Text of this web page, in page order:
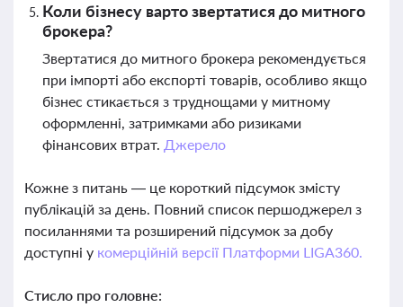
Коли бізнесу варто звертатися до митного
брокера?
Звертатися до митного брокера рекомендується
при імпорті або експорті товарів, особливо якщо
бізнес стикається з труднощами у митному
оформленні, затримками або ризиками
фінансових втрат. Джерело
Кожне з питань — це короткий підсумок змісту
публікацій за день. Повний список першоджерел з
посиланнями та розширений підсумок за добу
доступні у комерційній версії Платформи LIGA360.
Стисло про головне: